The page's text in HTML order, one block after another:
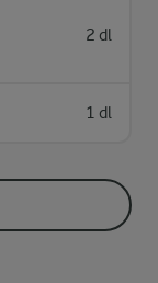
2 dl
1 dl